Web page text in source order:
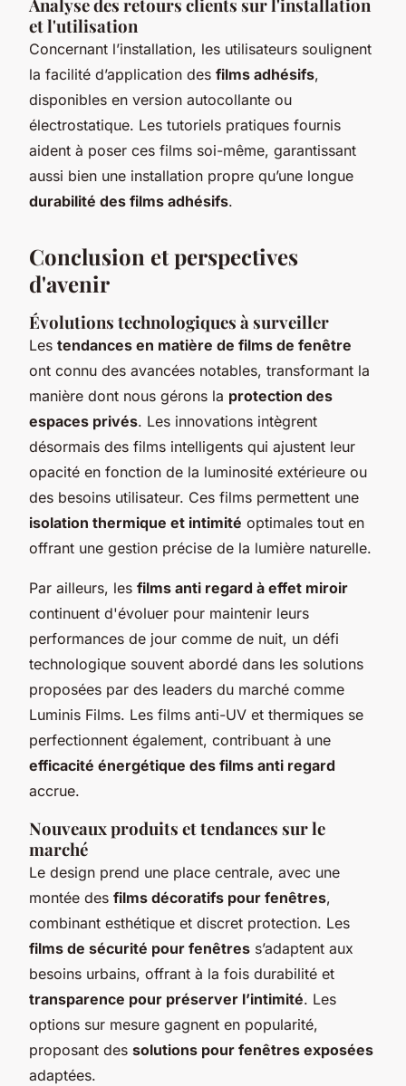
Analyse des retours clients sur l'installation
et l'utilisation
Concernant l’installation, les utilisateurs soulignent
la facilité d’application des films adhésifs,
disponibles en version autocollante ou
électrostatique. Les tutoriels pratiques fournis
aident à poser ces films soi-même, garantissant
aussi bien une installation propre qu’une longue
durabilité des films adhésifs.
Conclusion et perspectives
d'avenir
Évolutions technologiques à surveiller
Les tendances en matière de films de fenêtre
ont connu des avancées notables, transformant la
manière dont nous gérons la protection des
espaces privés. Les innovations intègrent
désormais des films intelligents qui ajustent leur
opacité en fonction de la luminosité extérieure ou
des besoins utilisateur. Ces films permettent une
isolation thermique et intimité optimales tout en
offrant une gestion précise de la lumière naturelle.
Par ailleurs, les films anti regard à effet miroir
continuent d'évoluer pour maintenir leurs
performances de jour comme de nuit, un défi
technologique souvent abordé dans les solutions
proposées par des leaders du marché comme
Luminis Films. Les films anti-UV et thermiques se
perfectionnent également, contribuant à une
efficacité énergétique des films anti regard
accrue.
Nouveaux produits et tendances sur le
marché
Le design prend une place centrale, avec une
montée des films décoratifs pour fenêtres,
combinant esthétique et discret protection. Les
films de sécurité pour fenêtres s’adaptent aux
besoins urbains, offrant à la fois durabilité et
transparence pour préserver l’intimité. Les
options sur mesure gagnent en popularité,
proposant des solutions pour fenêtres exposées
adaptées.